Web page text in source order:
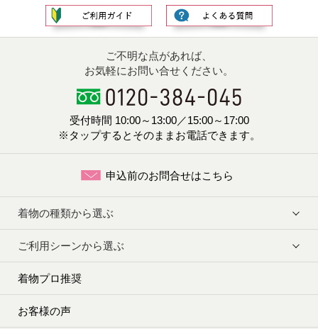
ご不明な点があれば、
お気軽にお問い合せください。
受付時間 10:00～13:00／15:00～17:00
※タップするとそのままお電話できます。
申込前のお問合せはこちら
着物の種類から選ぶ
ご利用シーンから選ぶ
着物プロ推奨
お客様の声